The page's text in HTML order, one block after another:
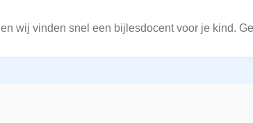
en wij vinden snel een bijlesdocent voor je kind.